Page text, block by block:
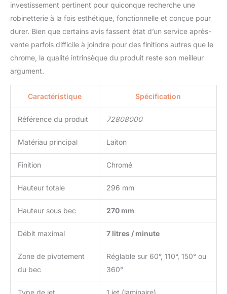
investissement pertinent pour quiconque recherche une
robinetterie à la fois esthétique, fonctionnelle et conçue pour
durer. Bien que certains avis fassent état d’un service après-
vente parfois difficile à joindre pour des finitions autres que le
chrome, la qualité intrinsèque du produit reste son meilleur
argument.
Caractéristique Spécification
Référence du produit 72808000
Matériau principal Laiton
Finition Chromé
Hauteur totale 296 mm
Hauteur sous bec 270 mm
Débit maximal 7 litres / minute
Zone de pivotement
du bec
Réglable sur 60°, 110°, 150° ou
360°
Type de jet 1 jet (laminaire)